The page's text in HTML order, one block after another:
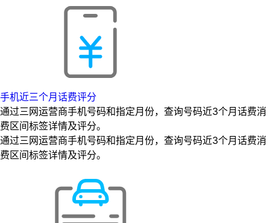
手机近三个月话费评分
通过三网运营商手机号码和指定月份，查询号码近3个月话费消
费区间标签详情及评分。
通过三网运营商手机号码和指定月份，查询号码近3个月话费消
费区间标签详情及评分。